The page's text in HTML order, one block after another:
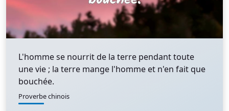
L'homme se nourrit de la terre pendant toute
une vie ; la terre mange l'homme et n'en fait que
bouchée.
Proverbe chinois